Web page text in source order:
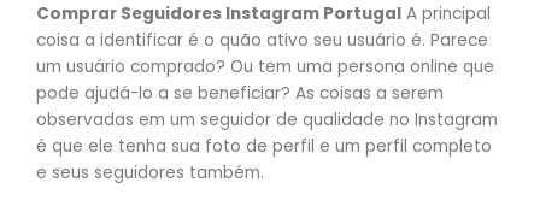
Comprar Seguidores Instagram Portugal A principal
coisa a identificar é o quão ativo seu usuário é. Parece
um usuário comprado? Ou tem uma persona online que
pode ajudá-lo a se beneficiar? As coisas a serem
observadas em um seguidor de qualidade no Instagram
é que ele tenha sua foto de perfil e um perfil completo
e seus seguidores também.